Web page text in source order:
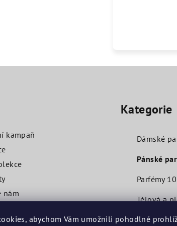
abychom Vám umožnili pohodlné
kampaň
nám
Kategorie
Dámské
Pánské
Parfémy
Tělová a
Další